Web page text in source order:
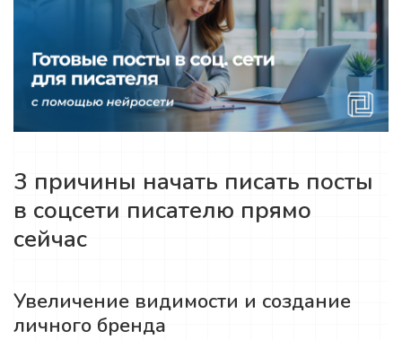
3 причины начать писать посты
в соцсети писателю прямо
сейчас
Увеличение видимости и создание
личного бренда